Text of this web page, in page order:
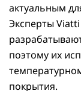
актуальным
Эксперты
поэтому их
покрытия.